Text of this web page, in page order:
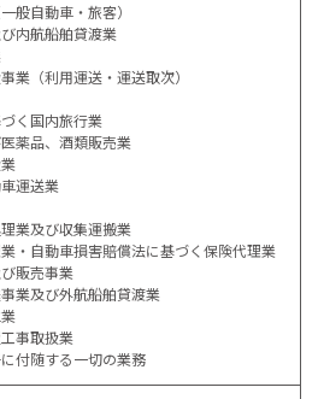
般自動車・旅客）
内航船舶貸渡業
業（利用運送・運送取次）
く国内旅行業
薬品、酒類販売業
運送業
業及び収集運搬業
・自動車損害賠償法に基づく保険代理業
販売事業
業及び外航船舶貸渡業
事取扱業
付随する一切の業務